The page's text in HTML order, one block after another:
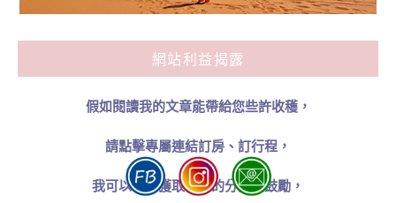
網站利益揭露
假如閱讀我的文章能帶給您些許收穫，
請點擊專屬連結訂房、訂行程，
我可以從中獲取微薄的分潤金鼓勵，